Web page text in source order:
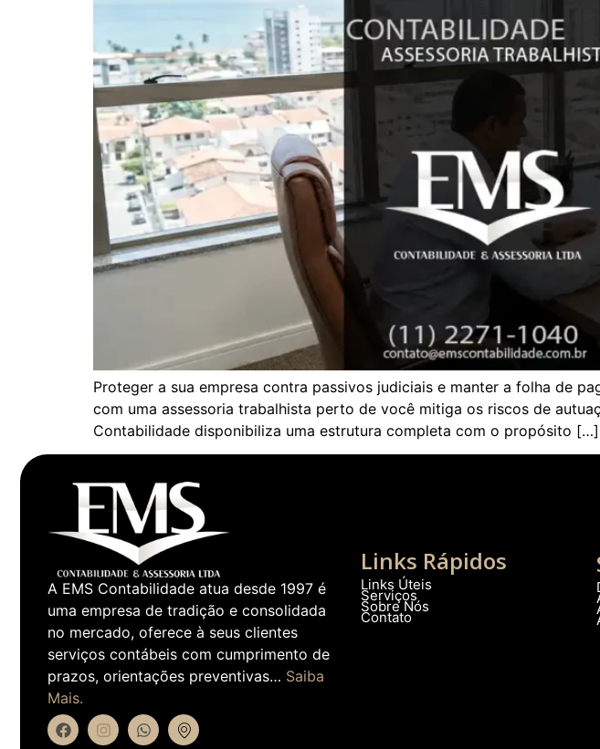
Proteger a sua empresa contra passivos judiciais e manter a folha de
com uma assessoria trabalhista perto de você mitiga os riscos de
Contabilidade disponibiliza uma estrutura completa com o propósito […]
A EMS Contabilidade atua desde 1997 é
uma empresa de tradição e consolidada
no mercado, oferece à seus clientes
serviços contábeis com cumprimento de
prazos, orientações preventivas… Saiba
Mais.
Links Rápidos
Links Úteis
Serviços
Sobre Nós
Contato